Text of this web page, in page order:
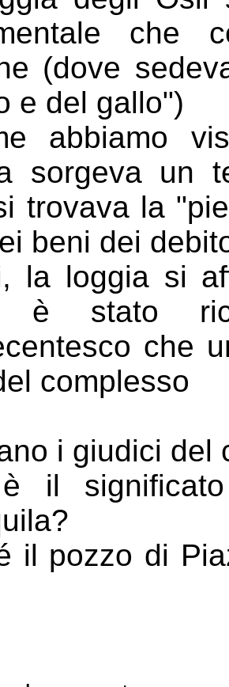
che
(dove
e del gallo")
abbiamo
sorgeva un
trovava la
beni dei
la loggia si
è stato
che
complesso
i giudici del
il
il pozzo di